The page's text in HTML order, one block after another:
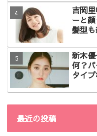
吉岡
ーと
髪型も
新木
何？
タイ
最近の投稿